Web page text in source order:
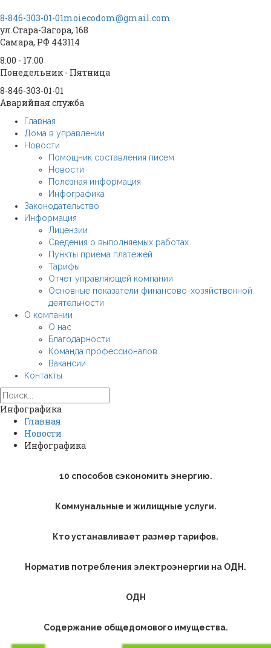
8-846-303-01-01moiecodom@gmail.com
ул.Стара-Загора, 168
Самара, РФ 443114
8:00 - 17:00
Понедельник - Пятница
8-846-303-01-01
Аварийная служба
Главная
Дома в управлении
Новости
Помощник составления писем
Новости
Полезная информация
Инфографика
Законодательство
Информация
Лицензии
Сведения о выполняемых работах
Пункты приема платежей
Тарифы
Отчет управляющей компании
Основные показатели финансово-хозяйственной
деятельности
О компании
О нас
Благодарности
Команда профессионалов
Вакансии
Контакты
Инфографика
Главная
Новости
Инфографика
10 способов сэкономить энергию.
Коммунальные и жилищные услуги.
Кто устанавливает размер тарифов.
Норматив потребления электроэнергии на ОДН.
ОДН
Содержание общедомового имущества.